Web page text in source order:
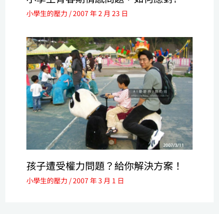
小學生的壓力 /2007 年 2 月 23 日
孩子遭受權力問題？給你解決方案！
小學生的壓力 /2007 年 3 月 1 日